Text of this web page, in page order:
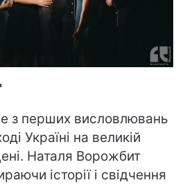
з перших висловлювань
Україні на великій
Наталя Ворожбит
історії і свідчення